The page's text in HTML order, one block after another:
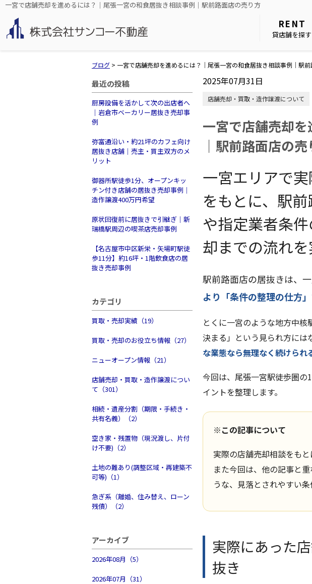
一宮で店舗売却を進めるには？｜尾張一宮の和食居抜き相談事例｜駅前路面店の売り方
RENT
貸店舗を探す
ブログ > 一宮で店舗売却を進めるには？｜尾張一宮の和食居抜き相談事例｜駅
最近の投稿
厨房設備を活かして次の出店者へ
｜岩倉市ベーカリー居抜き売却事
例
弥富通沿い・約21坪のカフェ向け
居抜き店舗｜売主・買主双方のメ
リット
御器所駅徒歩1分、オープンキッ
チン付き店舗の居抜き売却事例｜
造作譲渡400万円希望
原状回復前に居抜きで引継ぎ｜新
瑞橋駅周辺の喫茶店売却事例
【名古屋市中区新栄・矢場町駅徒
歩11分】約16坪・1階飲食店の居
抜き売却事例
カテゴリ
買取・売却実績（19）
買取・売却のお役立ち情報（27）
ニューオープン情報（21）
店舗売却・買取・造作譲渡につい
て（301）
相続・遺産分割（期限・手続き・
共有名義）（2）
空き家・残置物（現況渡し、片付
け不要)（2）
土地の難あり(調整区域・再建築不
可等)（1）
急ぎ系（離婚、住み替え、ローン
残債）（2）
アーカイブ
2026年08月（5）
2026年07月（31）
2025年07月31日
店舗売却・買取・造作譲渡について
一宮で店舗売却
｜駅前路面店の
一宮エリアで
をもとに、駅
や指定業者条
却までの流れを
駅前路面店の居抜きは、
より「条件の整理の仕方
とくに一宮のような地方中
決まる」という見られ方には
な業態なら無理なく続けられ
今回は、尾張一宮駅徒歩圏の
イントを整理します。
※この記事について
実際の店舗売却相談をも
また今回は、他の記事と
うな、見落とされやすい
実際にあった
抜き